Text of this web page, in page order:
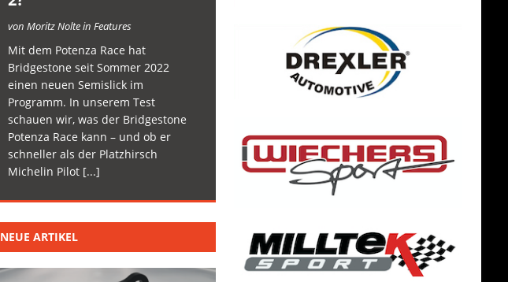
von Moritz Nolte in Features
Mit dem Potenza Race hat
Bridgestone seit Sommer 2022
einen neuen Semislick im
Programm. In unserem Test
schauen wir, was der Bridgestone
Potenza Race kann – und ob er
schneller als der Platzhirsch
Michelin Pilot [...]
NEUE ARTIKEL